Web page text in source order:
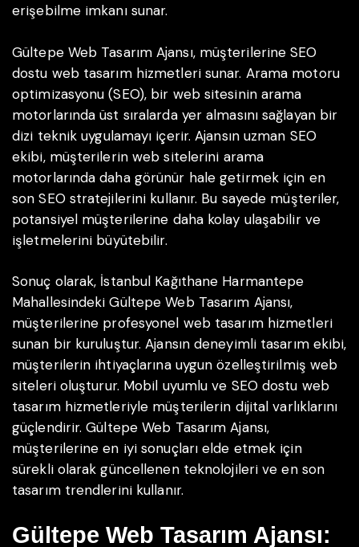
erişebilme imkanı sunar.
Gültepe Web Tasarım Ajansı, müşterilerine SEO
dostu web tasarım hizmetleri sunar. Arama motoru
optimizasyonu (SEO), bir web sitesinin arama
motorlarında üst sıralarda yer almasını sağlayan bir
dizi teknik uygulamayı içerir. Ajansın uzman SEO
ekibi, müşterilerin web sitelerini arama
motorlarında daha görünür hale getirmek için en
son SEO stratejilerini kullanır. Bu sayede müşteriler,
potansiyel müşterilerine daha kolay ulaşabilir ve
işletmelerini büyütebilir.
Sonuç olarak, İstanbul Kağıthane Harmantepe
Mahallesindeki Gültepe Web Tasarım Ajansı,
müşterilerine profesyonel web tasarım hizmetleri
sunan bir kuruluştur. Ajansın deneyimli tasarım ekibi,
müşterilerin ihtiyaçlarına uygun özelleştirilmiş web
siteleri oluşturur. Mobil uyumlu ve SEO dostu web
tasarım hizmetleriyle müşterilerin dijital varlıklarını
güçlendirir. Gültepe Web Tasarım Ajansı,
müşterilerine en iyi sonuçları elde etmek için
sürekli olarak güncellenen teknolojileri ve en son
tasarım trendlerini kullanır.
Gültepe Web Tasarım Ajansı: